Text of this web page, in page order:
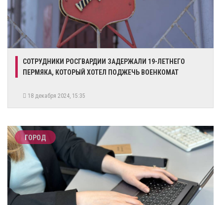
СОТРУДНИКИ РОСГВАРДИИ ЗАДЕРЖАЛИ 19-ЛЕТНЕГО
ПЕРМЯКА, КОТОРЫЙ ХОТЕЛ ПОДЖЕЧЬ ВОЕНКОМАТ
18 декабря 2024, 15:35
ГОРОД